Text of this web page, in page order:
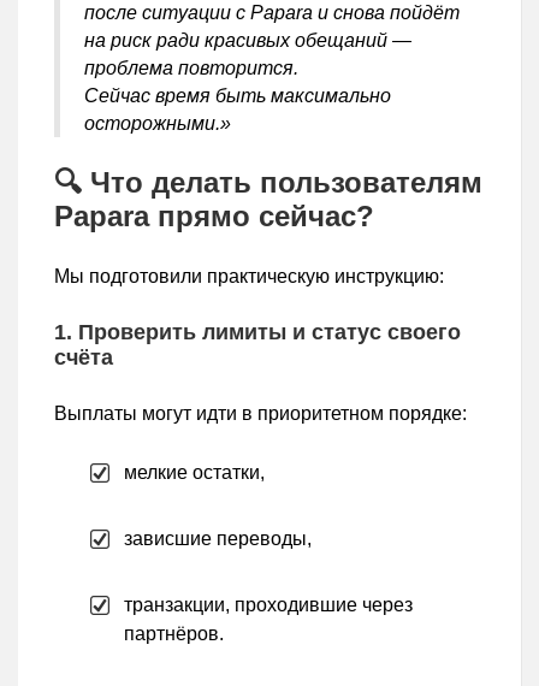
после ситуации с Papara и снова пойдёт
на риск ради красивых обещаний —
проблема повторится.
Сейчас время быть максимально
осторожными.»
🔍 Что делать пользователям
Papara прямо сейчас?
Мы подготовили практическую инструкцию:
1. Проверить лимиты и статус своего
счёта
Выплаты могут идти в приоритетном порядке:
мелкие остатки,
зависшие переводы,
транзакции, проходившие через
партнёров.